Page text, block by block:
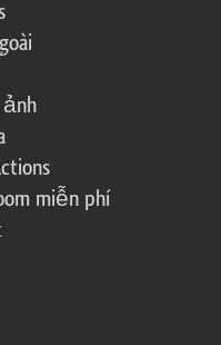
ảnh
miễn phí